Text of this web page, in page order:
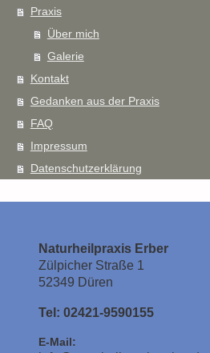
Praxis
Über mich
Galerie
Kontakt
Gedanken aus der Praxis
FAQ
Impressum
Datenschutzerklärung
Naturheilpraxis Erber
Zülpicher Straße 1
52349 Düren
Tel: 02421-9590155
E-Mail: